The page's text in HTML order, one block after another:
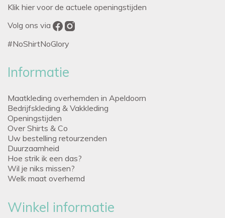
Klik hier voor de actuele openingstijden
Volg ons via
#NoShirtNoGlory
Informatie
Maatkleding overhemden in Apeldoorn
Bedrijfskleding & Vakkleding
Openingstijden
Over Shirts & Co
Uw bestelling retourzenden
Duurzaamheid
Hoe strik ik een das?
Wil je niks missen?
Welk maat overhemd
Winkel informatie